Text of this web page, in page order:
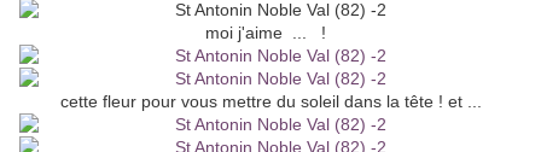
moi j'aime ... !
cette fleur pour vous mettre du soleil dans la tête ! et ...